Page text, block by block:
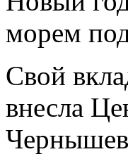
морем
Свой
внесла